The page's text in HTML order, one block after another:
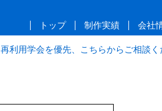
トップ 制作実績 会社
再利用学会を優先、こちらからご相談く